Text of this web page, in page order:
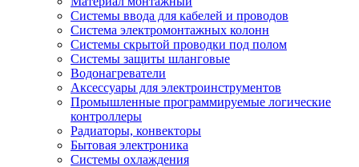
Системы ввода для кабелей и проводов
Система электромонтажных колонн
Системы скрытой проводки под полом
Системы защиты шланговые
Водонагреватели
Аксессуары для электроинструментов
Промышленные программируемые логические
контроллеры
Радиаторы, конвекторы
Бытовая электроника
Системы охлаждения